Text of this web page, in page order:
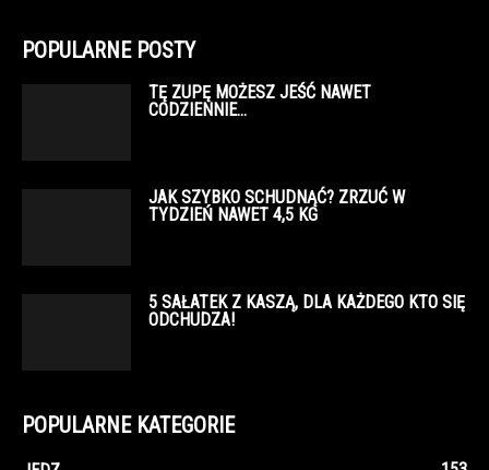
POPULARNE POSTY
TĘ ZUPĘ MOŻESZ JEŚĆ NAWET
CODZIENNIE…
JAK SZYBKO SCHUDNĄĆ? ZRZUĆ W
TYDZIEŃ NAWET 4,5 KG
5 SAŁATEK Z KASZĄ, DLA KAŻDEGO KTO SIĘ
ODCHUDZA!
POPULARNE KATEGORIE